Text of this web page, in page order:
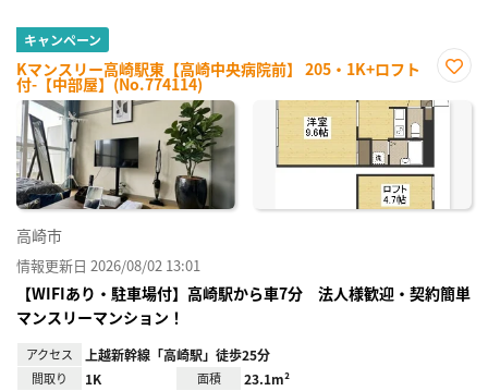
キャンペーン
Kマンスリー高崎駅東【高崎中央病院前】 205・1K+ロフト
付-【中部屋】(No.774114)
に入
高崎市
情報更新日 2026/08/02 13:01
【WIFIあり・駐車場付】高崎駅から車7分 法人様歓迎・契約簡単
マンスリーマンション！
アクセス 上越新幹線「高崎駅」徒歩25分
間取り 1K 面積 23.1m²